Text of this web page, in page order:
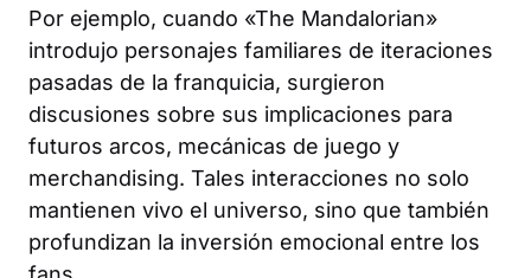
Por ejemplo, cuando «The Mandalorian»
introdujo personajes familiares de iteraciones
pasadas de la franquicia, surgieron
discusiones sobre sus implicaciones para
futuros arcos, mecánicas de juego y
merchandising. Tales interacciones no solo
mantienen vivo el universo, sino que también
profundizan la inversión emocional entre los